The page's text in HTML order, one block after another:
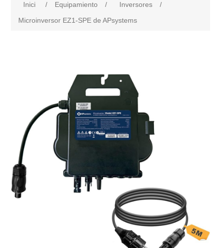
Inici / Equipamiento / Inversores
/
Microinversor EZ1-SPE de APsystems